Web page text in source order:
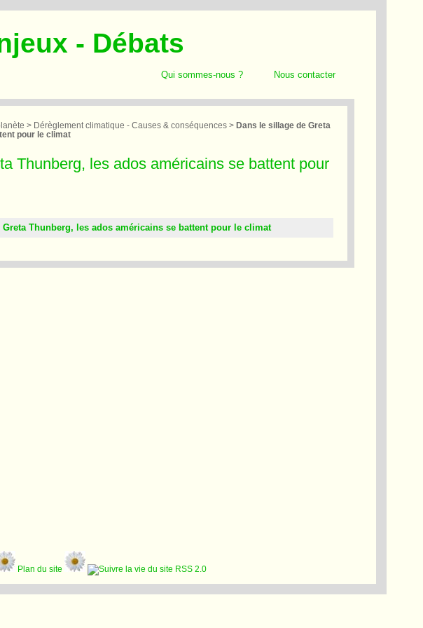
- Débats
Qui sommes-nous ? Nous contacter
> Dérèglement climatique - Causes & conséquences> Dans le sillage de Greta
pour le climat
Thunberg, les ados américains se battent pour
Greta Thunberg, les ados américains se battent pour le climat
Plan du site RSS 2.0